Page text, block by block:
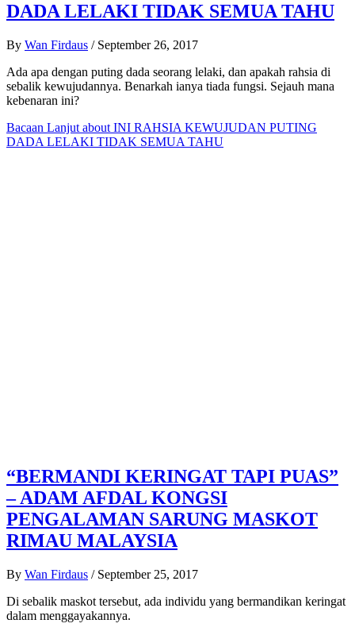
DADA LELAKI TIDAK SEMUA TAHU
By Wan Firdaus / September 26, 2017
Ada apa dengan puting dada seorang lelaki, dan apakah rahsia di
sebalik kewujudannya. Benarkah ianya tiada fungsi. Sejauh mana
kebenaran ini?
Bacaan Lanjut about INI RAHSIA KEWUJUDAN PUTING
DADA LELAKI TIDAK SEMUA TAHU
“BERMANDI KERINGAT TAPI PUAS”
– ADAM AFDAL KONGSI
PENGALAMAN SARUNG MASKOT
RIMAU MALAYSIA
By Wan Firdaus / September 25, 2017
Di sebalik maskot tersebut, ada individu yang bermandikan keringat
dalam menggayakannya.